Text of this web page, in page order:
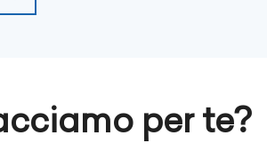
per te?